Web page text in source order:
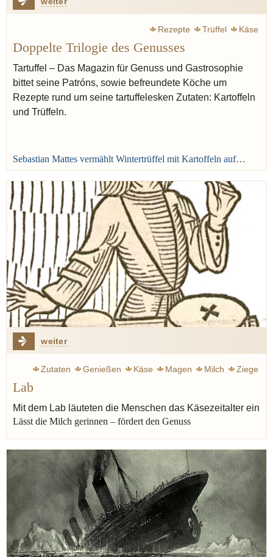
Rezepte Trüffel Käse
Doppelte Trilogie des Genusses
Tartuffel – Das Magazin für Genuss und Gastrosophie
bittet seine Patróns, sowie befreundete Köche um
Rezepte rund um seine tartuffelesken Zutaten: Kartoffeln
und Trüffeln.
Sebastian Mattes vermählt Wintertrüffel mit Kartoffeln auf…
weiter
Zutaten Genießen Käse Magen Milch
Ziege
Lab
Mit dem Lab läuteten die Menschen das Käsezeitalter ein
Lässt die Milch gerinnen – fördert den Genuss